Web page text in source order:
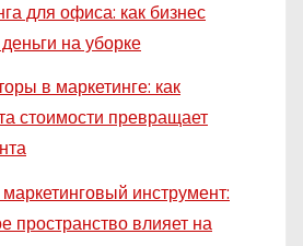
для офиса: как бизнес
на уборке
в маркетинге: как
стоимости превращает
инструмент:
пространство влияет на